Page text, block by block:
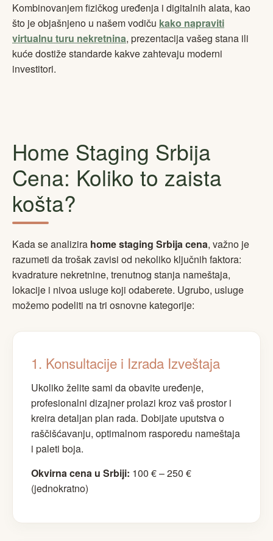
Kombinovanjem fizičkog uređenja i digitalnih alata, kao
što je objašnjeno u našem vodiču kako napraviti
virtualnu turu nekretnina, prezentacija vašeg stana ili
kuće dostiže standarde kakve zahtevaju moderni
investitori.
Home Staging Srbija
Cena: Koliko to zaista
košta?
Kada se analizira home staging Srbija cena, važno je
razumeti da trošak zavisi od nekoliko ključnih faktora:
kvadrature nekretnine, trenutnog stanja nameštaja,
lokacije i nivoa usluge koji odaberete. Ugrubo, usluge
možemo podeliti na tri osnovne kategorije:
1. Konsultacije i Izrada Izveštaja
Ukoliko želite sami da obavite uređenje,
profesionalni dizajner prolazi kroz vaš prostor i
kreira detaljan plan rada. Dobijate uputstva o
raščišćavanju, optimalnom rasporedu nameštaja
i paleti boja.
Okvirna cena u Srbiji: 100 € – 250 €
(jednokratno)